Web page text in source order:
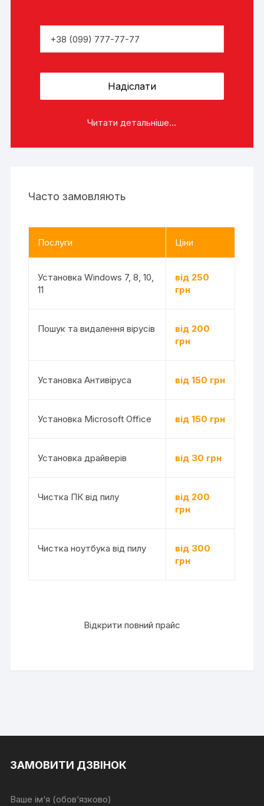
Читати детальніше...
Часто замовляють
Послуги Ціни
Установка Windows 7, 8, 10,
11
від 250
грн
Пошук та видалення вірусів
від 200
грн
Установка Антивіруса від 150 грн
Установка Microsoft Office від 150 грн
Установка драйверів від 30 грн
Чистка ПК від пилу
від 200
грн
Чистка ноутбука від пилу
від 300
грн
Відкрити повний прайс
ЗАМОВИТИ ДЗВІНОК
Ваше ім‘я (обов‘язково)